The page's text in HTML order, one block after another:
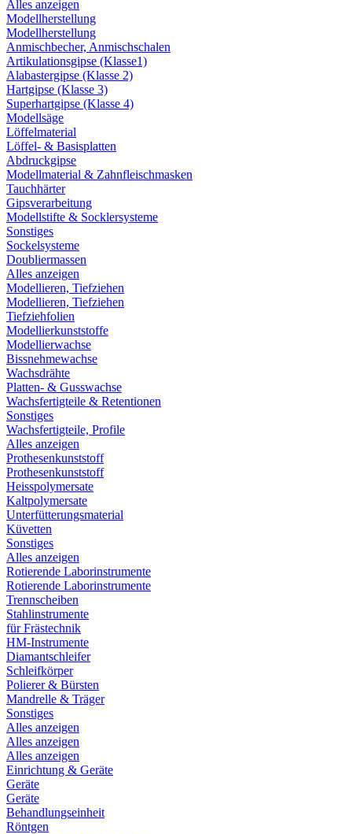
Alles anzeigen
Modellherstellung
Modellherstellung
Anmischbecher, Anmischschalen
Artikulationsgipse (Klasse1)
Alabastergipse (Klasse 2)
Hartgipse (Klasse 3)
Superhartgipse (Klasse 4)
Modellsäge
Löffelmaterial
Löffel- & Basisplatten
Abdruckgipse
Modellmaterial & Zahnfleischmasken
Tauchhärter
Gipsverarbeitung
Modellstifte & Socklersysteme
Sonstiges
Sockelsysteme
Doubliermassen
Alles anzeigen
Modellieren, Tiefziehen
Modellieren, Tiefziehen
Tiefziehfolien
Modellierkunststoffe
Modellierwachse
Bissnehmewachse
Wachsdrähte
Platten- & Gusswachse
Wachsfertigteile & Retentionen
Sonstiges
Wachsfertigteile, Profile
Alles anzeigen
Prothesenkunststoff
Prothesenkunststoff
Heisspolymersate
Kaltpolymersate
Unterfütterungsmaterial
Küvetten
Sonstiges
Alles anzeigen
Rotierende Laborinstrumente
Rotierende Laborinstrumente
Trennscheiben
Stahlinstrumente
für Frästechnik
HM-Instrumente
Diamantschleifer
Schleifkörper
Polierer & Bürsten
Mandrelle & Träger
Sonstiges
Alles anzeigen
Alles anzeigen
Alles anzeigen
Einrichtung & Geräte
Geräte
Geräte
Behandlungseinheit
Röntgen